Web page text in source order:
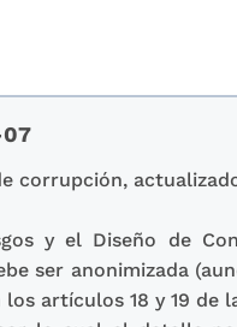
corrupción,
y el Diseño de
ser anonimizada
artículos 18 y 19 de la